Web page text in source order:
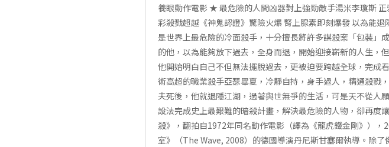
養眼動作電影 ★ 最危險的人間凶器對上強勁敵手湯米李瓊斯
彩殺戮超越《神鬼認證》驚險火爆 腎上腺素即刻爆發 以為能
是世界上最危險的冷面殺手，十分擅長將許多謀殺案「包裝」
的他，以為能夠放下過去，全身而退，開始迎接嶄新的人生，
他開始明白自己不但無法擺脫過去，更被迫要跨越全球，完成
術高超的職業殺手亞瑟畢夏，冷靜自持，身手過人，精通殺戮
夫死後，他就退隱江湖，過著與世無爭的生活，可是天不從人
設法完成史上最艱難的暗殺計畫，解決最危險的人物，卻再
殺》，翻拍自1972年同名動作電影（譯為《龍虎鐵金剛》）
室》（The Wave, 2008）的德國導演丹尼斯甘塞爾執導。除